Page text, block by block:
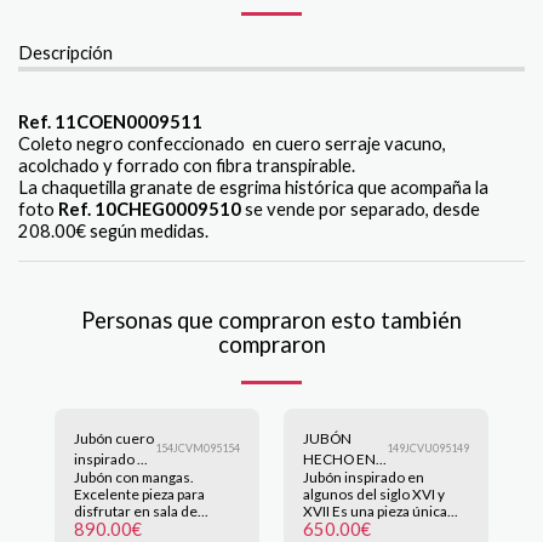
Descripción
Ref. 11COEN0009511
Coleto negro confeccionado en cuero serraje vacuno,
acolchado y forrado con fibra transpirable.
La chaquetilla granate de esgrima histórica que acompaña la
foto Ref. 10CHEG0009510se vende por separado, desde
208.00€ según medidas.
Personas que compraron esto también
compraron
Jubón cuero
inspirado en
el siglo XVI
154JCVM095154
Jubón con mangas.
Excelente pieza para
disfrutar en sala de
esgrima histórica como
890.00€
JUBÓN
HECHO EN
CUERO
VACUNO
149JCVU095149
Jubón inspirado en
algunos del siglo XVI y
XVII Es una pieza única
para una talla M y L. Como
650.00€